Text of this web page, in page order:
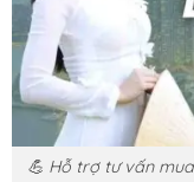
💪 Hỗ trợ tư vấn